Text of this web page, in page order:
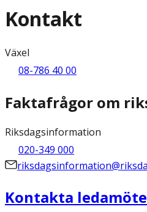
Kontakt
Växel
08-786 40 00
Faktafrågor om
Riksdagsinformation
020-349 000
Kontakta